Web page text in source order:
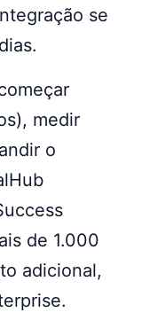
se
medir
o
de 1.000
adicional,